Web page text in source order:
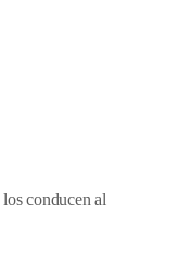
conducen al